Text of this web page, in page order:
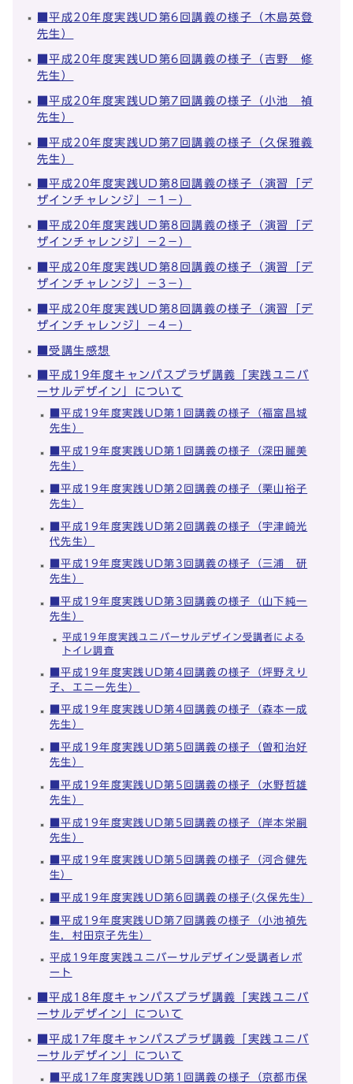
■平成20年度実践UD第6回講義の様子（木島英登
先生）
■平成20年度実践UD第6回講義の様子（吉野 修
先生）
■平成20年度実践UD第7回講義の様子（小池 禎
先生）
■平成20年度実践UD第7回講義の様子（久保雅義
先生）
■平成20年度実践UD第8回講義の様子（演習「デ
ザインチャレンジ」－1－）
■平成20年度実践UD第8回講義の様子（演習「デ
ザインチャレンジ」－2－）
■平成20年度実践UD第8回講義の様子（演習「デ
ザインチャレンジ」－3－）
■平成20年度実践UD第8回講義の様子（演習「デ
ザインチャレンジ」－4－）
■受講生感想
■平成19年度キャンパスプラザ講義「実践ユニバ
ーサルデザイン」について
■平成19年度実践UD第1回講義の様子（福富昌城
先生）
■平成19年度実践UD第1回講義の様子（深田麗美
先生）
■平成19年度実践UD第2回講義の様子（栗山裕子
先生）
■平成19年度実践UD第2回講義の様子（宇津崎光
代先生）
■平成19年度実践UD第3回講義の様子（三浦 研
先生）
■平成19年度実践UD第3回講義の様子（山下純一
先生）
平成19年度実践ユニバーサルデザイン受講者による
トイレ調査
■平成19年度実践UD第4回講義の様子（坪野えり
子、エニー先生）
■平成19年度実践UD第4回講義の様子（森本一成
先生）
■平成19年度実践UD第5回講義の様子（曽和治好
先生）
■平成19年度実践UD第5回講義の様子（水野哲雄
先生）
■平成19年度実践UD第5回講義の様子（岸本栄嗣
先生）
■平成19年度実践UD第5回講義の様子（河合健先
生）
■平成19年度実践UD第6回講義の様子(久保先生）
■平成19年度実践UD第7回講義の様子（小池禎先
生，村田京子先生）
平成19年度実践ユニバーサルデザイン受講者レポ
ート
■平成18年度キャンパスプラザ講義「実践ユニバ
ーサルデザイン」について
■平成17年度キャンパスプラザ講義「実践ユニバ
ーサルデザイン」について
■平成17年度実践UD第1回講義の様子（京都市保